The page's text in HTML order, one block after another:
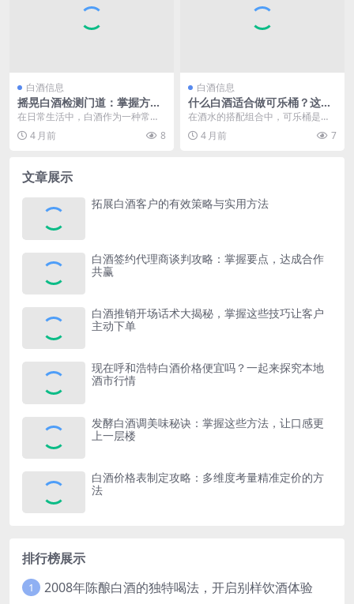
白酒信息
摇晃白酒检测门道：掌握方
法，轻松辨别酒质优劣
在日常生活中，白酒作为一种常见
的饮品，其品质的好坏备受关注。
而通过摇晃白酒来检测...
4 月前 8
白酒信息
什么白酒适合做可乐桶？这些
选择值得一试
在酒水的搭配组合中，可乐桶是一
种广受欢迎的饮品，它将可乐的甜
爽与酒精的巧妙融合，...
4 月前 7
文章展示
拓展白酒客户的有效策略与实用方法
白酒签约代理商谈判攻略：掌握要点，达成合作
共赢
白酒推销开场话术大揭秘，掌握这些技巧让客户
主动下单
现在呼和浩特白酒价格便宜吗？一起来探究本地
酒市行情
发酵白酒调美味秘诀：掌握这些方法，让口感更
上一层楼
白酒价格表制定攻略：多维度考量精准定价的方
法
排行榜展示
1 2008年陈酿白酒的独特喝法，开启别样饮酒体验